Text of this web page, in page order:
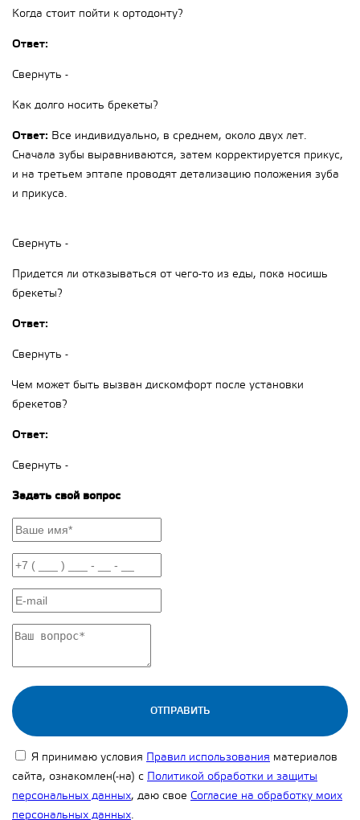
Когда стоит пойти к ортодонту?
Ответ:
Свернуть -
Как долго носить брекеты?
Ответ: Все индивидуально, в среднем, около двух лет.
Сначала зубы выравниваются, затем корректируется прикус,
и на третьем эптапе проводят детализацию положения зуба
и прикуса.
Свернуть -
Придется ли отказываться от чего-то из еды, пока носишь
брекеты?
Ответ:
Свернуть -
Чем может быть вызван дискомфорт после установки
брекетов?
Ответ:
Свернуть -
Задать свой вопрос
ОТПРАВИТЬ
Я принимаю условия Правил использования материалов
сайта, ознакомлен(-на) с Политикой обработки и защиты
персональных данных, даю свое Согласие на обработку моих
персональных данных.